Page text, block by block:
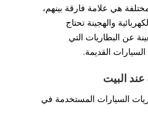
هي علامة فارقة بينهم،
والهجينة تحتاج
عن البطاريات التي
القديمة.
البيت
السيارات المستخدمة في